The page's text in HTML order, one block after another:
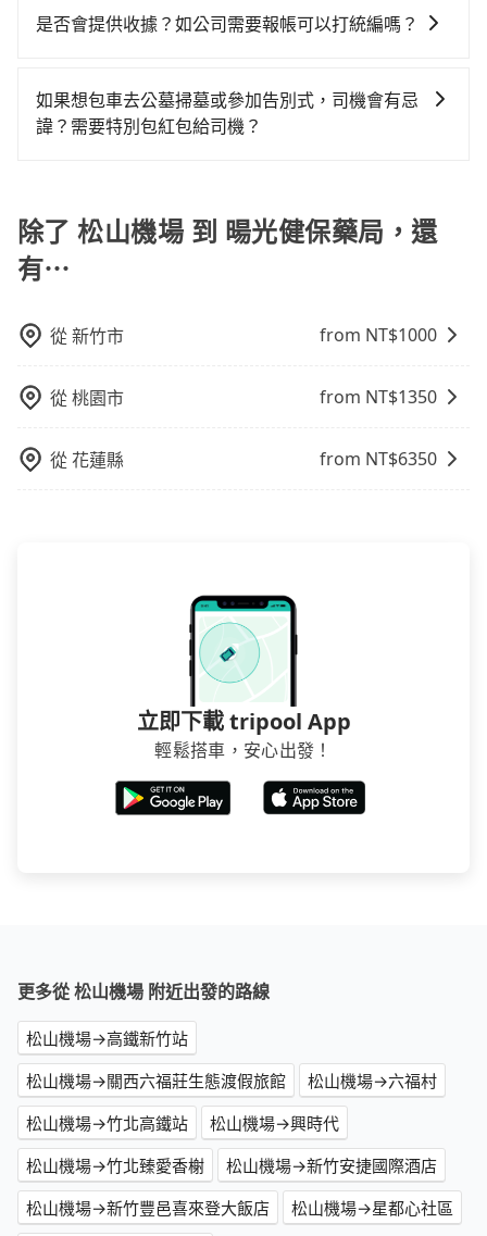
tripool的拼車共乘服務，最多可再節省50%的交通費
車前一日凌晨6點前取消均可無條件全額退費的承諾，讓
趟車的資訊，所以如果需要來回叫車，請分兩筆訂單預
不限單程或來回。
是否會提供收據？如公司需要報帳可以打統編嗎？
旅行業代收轉付電子收據，如果公司需要報公帳，在預
約付款前可以輸入公司的抬頭與統編，可向國稅局報
如果想包車去公墓掃墓或參加告別式，司機會有忌
諱？需要特別包紅包給司機？
如需要載運骨灰罈或在車上進行法事等作業，建議在訂
車前先向客服詢問是否有相應的司機可配合，以避免後
續爭議。此外，是否需要給司機紅包或小費，則可以由
除了 松山機場 到 暘光健保藥局，還
有⋯
從新竹市 from NT$1000
從桃園市 from NT$1350
從花蓮縣 from NT$6350
立即下載 tripool App
輕鬆搭車，安心出發！
更多從 松山機場 附近出發的路線
松山機場→高鐵新竹站
松山機場→關西六福莊生態渡假旅館
松山機場→六福村
松山機場→竹北高鐵站
松山機場→興時代
松山機場→竹北臻愛香榭
松山機場→新竹安捷國際酒店
松山機場→新竹豐邑喜來登大飯店
松山機場→星都心社區